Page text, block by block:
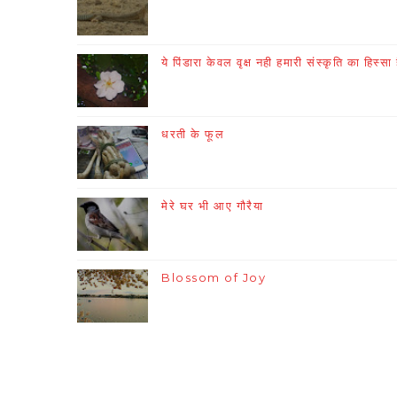
ये पिंडारा केवल वृक्ष नही हमारी संस्कृति का हिस्सा
धरती के फूल
मेरे घर भी आए गौरैया
Blossom of Joy